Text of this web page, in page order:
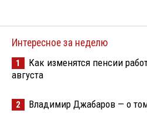
Интересное за неделю
1
Как изменятся пенсии
августа
2 Владимир Джабаров — о